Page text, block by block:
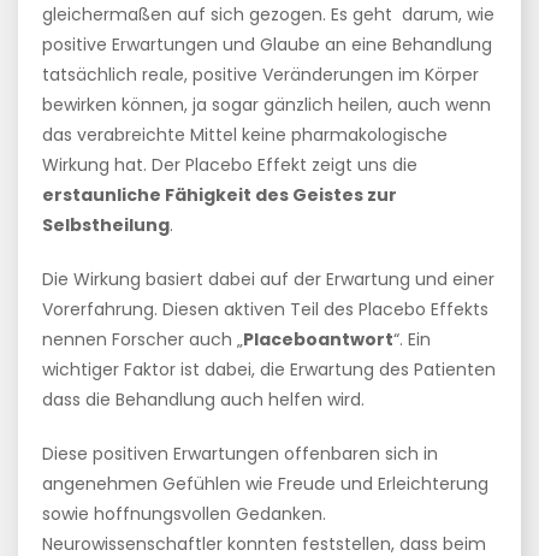
gleichermaßen auf sich gezogen. Es geht darum, wie
positive Erwartungen und Glaube an eine Behandlung
tatsächlich reale, positive Veränderungen im Körper
bewirken können, ja sogar gänzlich heilen, auch wenn
das verabreichte Mittel keine pharmakologische
Wirkung hat. Der Placebo Effekt zeigt uns die
erstaunliche Fähigkeit des Geistes zur
Selbstheilung.
Die Wirkung basiert dabei auf der Erwartung und einer
Vorerfahrung. Diesen aktiven Teil des Placebo Effekts
nennen Forscher auch „Placeboantwort“. Ein
wichtiger Faktor ist dabei, die Erwartung des Patienten
dass die Behandlung auch helfen wird.
Diese positiven Erwartungen offenbaren sich in
angenehmen Gefühlen wie Freude und Erleichterung
sowie hoffnungsvollen Gedanken.
Neurowissenschaftler konnten feststellen, dass beim